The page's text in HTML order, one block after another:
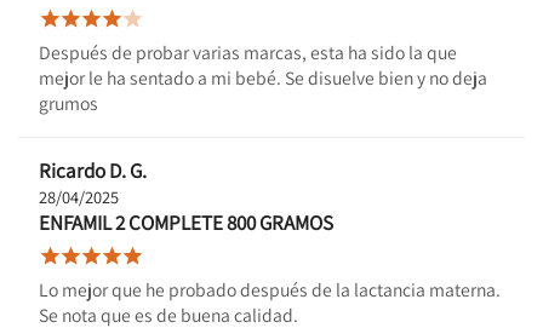

Después de probar varias marcas, esta ha sido la que
mejor le ha sentado a mi bebé. Se disuelve bien y no deja
grumos
Ricardo D. G.
28/04/2025
ENFAMIL 2 COMPLETE 800 GRAMOS

Lo mejor que he probado después de la lactancia materna.
Se nota que es de buena calidad.